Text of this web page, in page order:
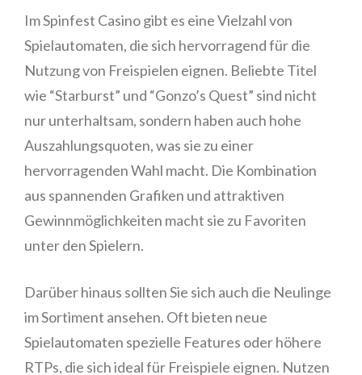
Im Spinfest Casino gibt es eine Vielzahl von
Spielautomaten, die sich hervorragend für die
Nutzung von Freispielen eignen. Beliebte Titel
wie “Starburst” und “Gonzo’s Quest” sind nicht
nur unterhaltsam, sondern haben auch hohe
Auszahlungsquoten, was sie zu einer
hervorragenden Wahl macht. Die Kombination
aus spannenden Grafiken und attraktiven
Gewinnmöglichkeiten macht sie zu Favoriten
unter den Spielern.
Darüber hinaus sollten Sie sich auch die Neulinge
im Sortiment ansehen. Oft bieten neue
Spielautomaten spezielle Features oder höhere
RTPs, die sich ideal für Freispiele eignen. Nutzen